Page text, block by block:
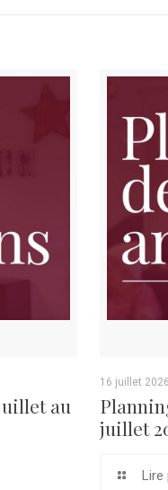
au
16 juillet 2026
juillet
Lire